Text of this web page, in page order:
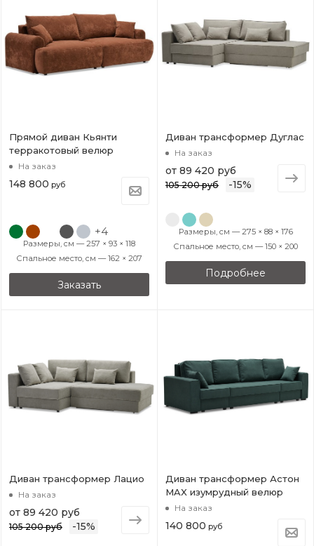
Прямой диван Кьянти
терракотовый велюр
На заказ
148 800 руб
+4
Размеры, см — 257 × 93 × 118
Спальное место, см — 162 × 207
Заказать
Диван трансформер Дуглас
На заказ
от 89 420 руб
105 200 руб -15%
Размеры, см — 275 × 88 × 176
Спальное место, см — 150 × 200
Подробнее
Диван трансформер Лацио
На заказ
от 89 420 руб
105 200 руб -15%
Диван трансформер Астон
MAX изумрудный велюр
На заказ
140 800 руб